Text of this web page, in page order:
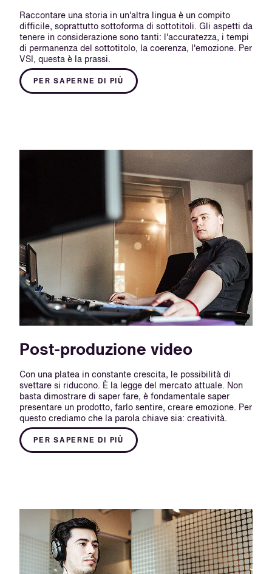
Raccontare una storia in un'altra lingua è un compito
difficile, soprattutto sottoforma di sottotitoli. Gli aspetti da
tenere in considerazione sono tanti: l'accuratezza, i tempi
di permanenza del sottotitolo, la coerenza, l'emozione. Per
VSI, questa è la prassi.
PER SAPERNE DI PIÙ
Post-produzione video
Con una platea in constante crescita, le possibilità di
svettare si riducono. È la legge del mercato attuale. Non
basta dimostrare di saper fare, è fondamentale saper
presentare un prodotto, farlo sentire, creare emozione. Per
questo crediamo che la parola chiave sia: creatività.
PER SAPERNE DI PIÙ